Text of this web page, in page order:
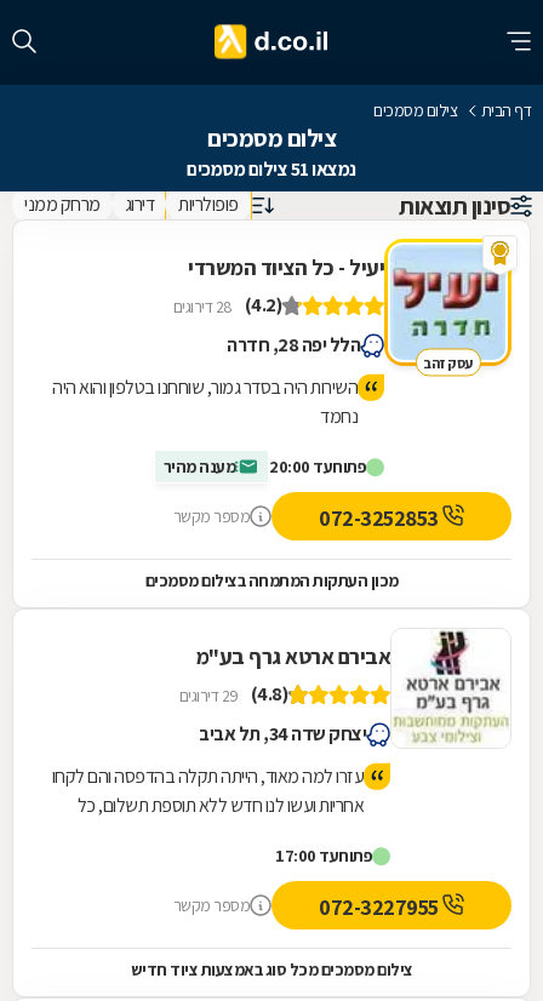
דף הבית צילום מסמכים
צילום מסמכים
נמצאו 51 צילום מסמכים
סינון תוצאות פופולריות דירוג מרחק ממני
עסק זהב
יעיל - כל הציוד המשרדי
(4.2) 28 דירוגים
הלל יפה 28, חדרה
השירות היה בסדר גמור, שוחחנו בטלפון והוא היה
נחמד
פתוחעד 20:00 מענה מהיר
מספר מקשר
מכון העתקות המתמחה בצילום מסמכים
אבירם ארטא גרף בע"מ
(4.8) 29 דירוגים
יצחק שדה 34, תל אביב
עזרו למה מאוד, הייתה תקלה בהדפסה והם לקחו
אחריות ועשו לנו חדש ללא תוספת תשלום, כל
שירות
פתוחעד 17:00
מספר מקשר
צילום מסמכים מכל סוג באמצעות ציוד חדיש